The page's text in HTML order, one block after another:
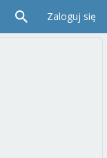
Zaloguj się